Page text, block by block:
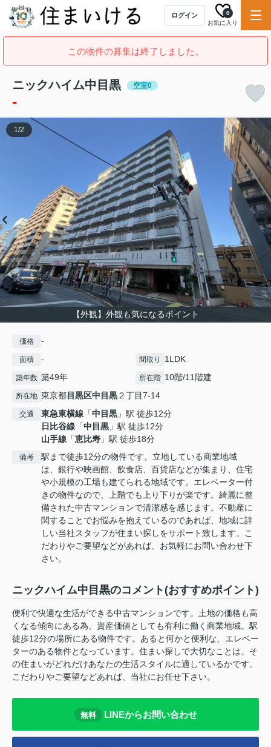
ログイン
お気に入り
0
この物件の募集は終了しました。
ニックハイム中目黒 空室0
-
【外観】外観も気になるポイント
1/2
価格 -
面積 - 間取り 1LDK
築年数 築49年 所在階 10階/11階建
所在地 東京都目黒区中目黒２丁目7-14
交通 東急東横線 「中目黒 」駅 徒歩12分
日比谷線 「中目黒 」駅 徒歩12分
山手線 「恵比寿 」駅 徒歩18分
備考
駅まで徒歩12分の物件です。立地している商業地域
は、銀行や映画館、飲食店、百貨店などが集まり、住宅
や小規模の工場も建てられる地域です。エレベーター付
きの物件なので、上階でも上り下りが楽です。綺麗に整
備された中古マンションで清潔感を感じます。不動産に
関することでお悩みを抱えているのであれば、地域に詳
しい当社スタッフが住まい探しをサポート致します。こ
だわりやご要望などがあれば、お気軽にお問い合わせ下
さい。
ニックハイム中目黒のコメント(おすすめポイント)
便利で快適な生活ができる中古マンションです。土地の価格も高
くなる傾向にある為、資産価値としても有利に働く商業地域。駅
徒歩12分の場所にある物件です。あると何かと便利な、エレベー
ターのある物件となっています。住まい探しで大切なことは、そ
の住まいがどれだけあなたの生活スタイルに適しているかです。
こだわりやご要望などあれば、当社にお任せ下さい。
無料 LINEからお問い合わせ